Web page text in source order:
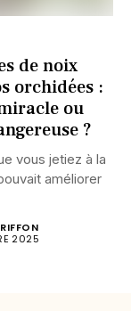
de noix
orchidées :
ou
?
vous jetiez à la
améliorer
2025